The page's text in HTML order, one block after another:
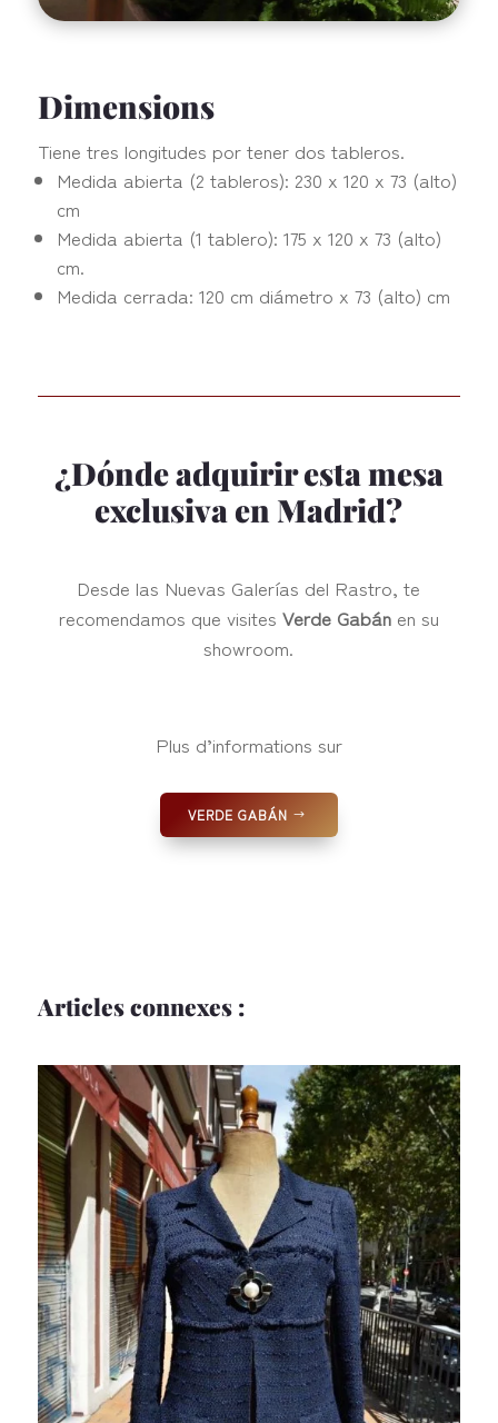
Dimensions
Tiene tres longitudes por tener dos tableros.
Medida abierta (2 tableros): 230 x 120 x 73 (alto)
cm
Medida abierta (1 tablero): 175 x 120 x 73 (alto)
cm.
Medida cerrada: 120 cm diámetro x 73 (alto) cm
¿Dónde adquirir esta mesa
exclusiva en Madrid?
Desde las Nuevas Galerías del Rastro, te
recomendamos que visites Verde Gabán en su
showroom.
Plus d’informations sur
VERDE GABÁN
Articles connexes :